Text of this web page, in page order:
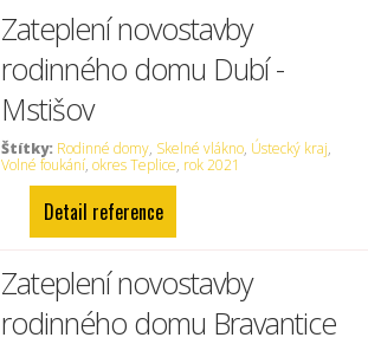
Zateplení novostavby
rodinného domu Dubí -
Mstišov
Štítky: Rodinné domy, Skelné vlákno, Ústecký kraj,
Volné foukání,okres Teplice, rok 2021
Detail reference
Zateplení novostavby
rodinného domu Bravantice